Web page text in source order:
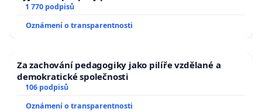
1 770 podpisů
Oznámení o transparentnosti
Za zachování pedagogiky jako pilíře vzdělané a
demokratické společnosti
106 podpisů
Oznámení o transparentnosti